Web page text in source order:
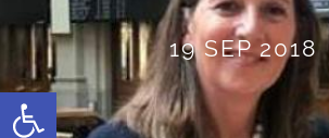
Abrir barra de herramientas
19 SEP 2018